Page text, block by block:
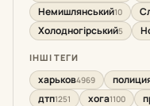
Немишлянський10
Холодногірський5
ІНШІ ТЕГИ
харьков4969
дтп1251 хога1100